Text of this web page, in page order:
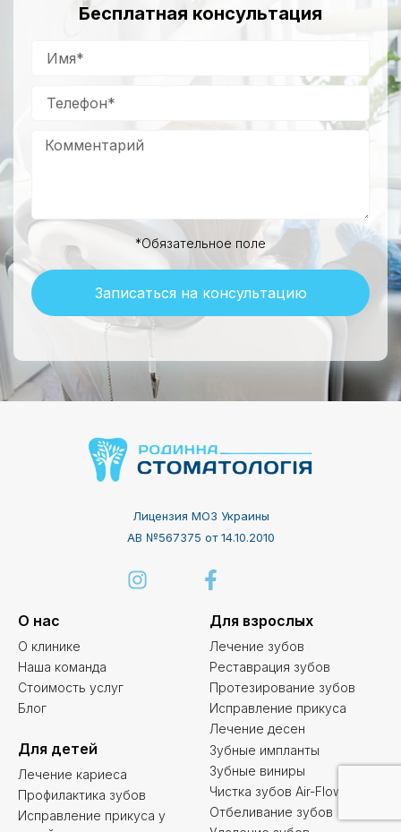
Бесплатная консультация
*Обязательное поле
Записаться на консультацию
Лицензия МОЗ Украины
АВ №567375 от 14.10.2010
О нас
О клинике
Наша команда
Стоимость услуг
Блог
Для взрослых
Лечение зубов
Реставрация зубов
Протезирование зубов
Исправление прикуса
Лечение десен
Зубные импланты
Зубные виниры
Чистка зубов Air-Flow
Отбеливание зубов
Для детей
Лечение кариеса
Профилактика зубов
Исправление прикуса у